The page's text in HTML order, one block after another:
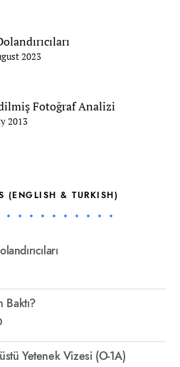
2023
Fotoğraf Analizi
2013
(ENGLISH & TURKISH)
Baktı?
Yetenek Vizesi (O-1A)